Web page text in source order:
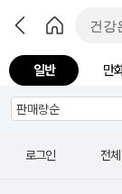
일반 만
로그인 전